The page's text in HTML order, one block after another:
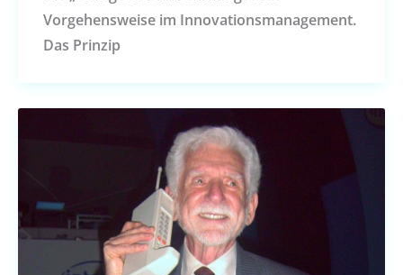
Vorgehensweise im Innovationsmanagement.
Das Prinzip